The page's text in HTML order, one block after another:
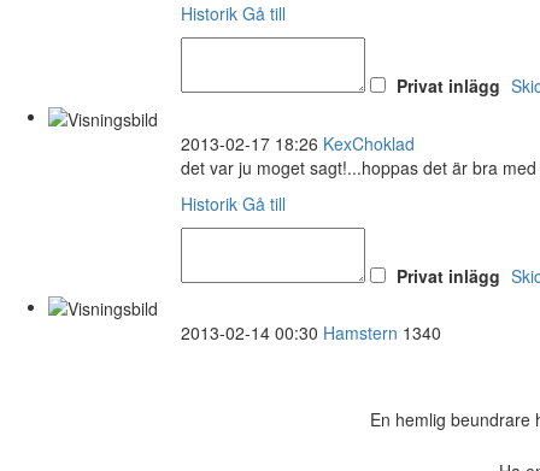
Historik Gå till
Privat inlägg
2013-02-17 18:26 KexChoklad
det var ju moget sagt!...hoppas det är bra
Historik Gå till
Privat inlägg
2013-02-14 00:30 Hamstern 1340
En hemlig beundrare